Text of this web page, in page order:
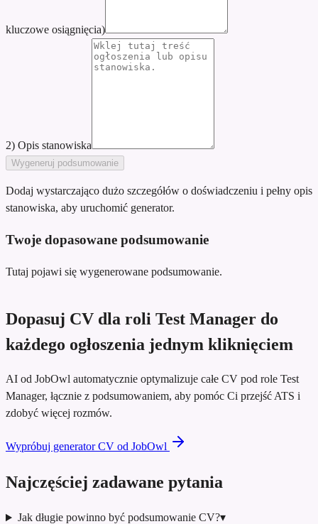
kluczowe osiągnięcia)
2) Opis stanowiska
Wygeneruj podsumowanie
Dodaj wystarczająco dużo szczegółów o doświadczeniu i pełny opis
stanowiska, aby uruchomić generator.
Twoje dopasowane podsumowanie
Tutaj pojawi się wygenerowane podsumowanie.
Dopasuj CV dla roli Test Manager do
każdego ogłoszenia jednym kliknięciem
AI od JobOwl automatycznie optymalizuje całe CV pod role Test
Manager, łącznie z podsumowaniem, aby pomóc Ci przejść ATS i
zdobyć więcej rozmów.
Wypróbuj generator CV od JobOwl
Najczęściej zadawane pytania
Jak długie powinno być podsumowanie CV?▾